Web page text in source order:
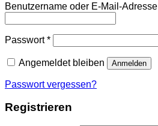
Benutzername oder E-Mail-Adresse
Passwort*Erforderlich
Angemeldet bleiben Anmelden
Passwort vergessen?
Registrieren